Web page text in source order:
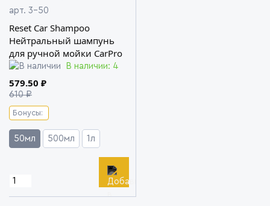
арт. 3-50
Reset Car Shampoo
Нейтральный шампунь
для ручной мойки CarPro
В наличии: 4
579.50 ₽
610 ₽
Бонусы:
50мл 500мл 1л